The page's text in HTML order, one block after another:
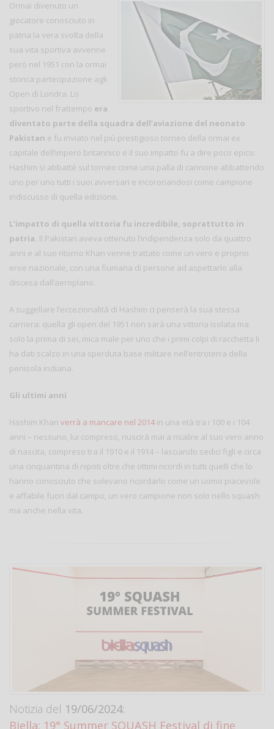
Ormai divenuto un
giocatore conosciuto in
patria la vera svolta della
sua vita sportiva avvenne
però nel 1951 con la ormai
storica partecipazione agli
Open di Londra. Lo
sportivo nel frattempo era
diventato parte della squadra dell’aviazione del neonato
Pakistan e fu inviato nel più prestigioso torneo della ormai ex
capitale dell’impero britannico e il suo impatto fu a dire poco epico:
Hashim si abbatté sul torneo come una palla di cannone abbattendo
uno per uno tutti i suoi avversari e incoronandosi come campione
indiscusso di quella edizione.
L’impatto di quella vittoria fu incredibile, soprattutto in
patria. Il Pakistan aveva ottenuto l’indipendenza solo da quattro
anni e al suo ritorno Khan venne trattato come un vero e proprio
eroe nazionale, con una fiumana di persone ad aspettarlo alla
discesa dall’aeroplano.
A suggellare l’eccezionalità di Hashim ci penserà la sua stessa
carriera: quella gli open del 1951 non sarà una vittoria isolata ma
solo la prima di sei, mica male per uno che i primi colpi di racchetta li
ha dati scalzo in una sperduta base militare nell’entroterra della
penisola indiana.
Gli ultimi anni
Hashim Khan verrà a mancare nel 2014 in una età tra i 100 e i 104
anni – nessuno, lui compreso, riuscirà mai a risalire al suo vero anno
di nascita, compreso tra il 1910 e il 1914 – lasciando sedici figli e circa
una cinquantina di nipoti oltre che ottimi ricordi in tutti quelli che lo
hanno conosciuto che solevano ricordarlo come un uomo piacevole
e affabile fuori dal campo, un vero campione non solo nello squash
ma anche nella vita.
Notizia del 19/06/2024:
Biella: 19° Summer SQUASH Festival di fine